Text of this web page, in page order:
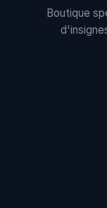
Boutique